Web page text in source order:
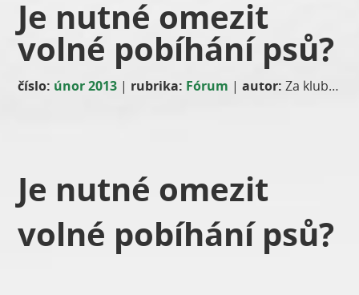
Je nutné omezit
volné pobíhání psů?
číslo: únor 2013 | rubrika: Fórum |autor: Za klub ČSSD Aleš Mareček
Je nutné omezit
volné pobíhání psů?